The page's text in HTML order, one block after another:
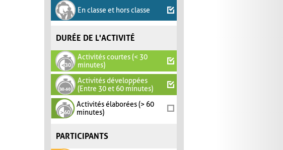
En classe et hors classe
DURÉE DE L'ACTIVITÉ
Activités courtes (< 30
minutes)
Activités développées
(Entre 30 et 60 minutes)
Activités élaborées (> 60
minutes)
PARTICIPANTS